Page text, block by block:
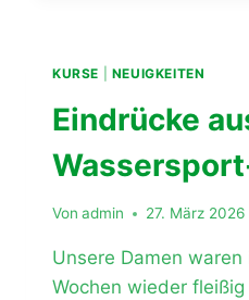
VOLMETAL
!
KURSE NEUIGKEITEN
Eindrücke
Von admin 27. März 2026
Unsere Damen
Wochen wieder